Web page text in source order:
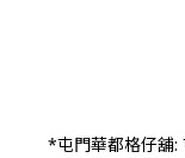
*屯門華都格仔舖: